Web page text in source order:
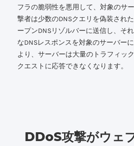
フラの脆弱性を悪用して、対象のサ
撃者は少数のDNSクエリを偽装され
ープンDNSリゾルバーに送信し、そ
なDNSレスポンスを対象のサーバー
より、サーバーは大量のトラフィッ
クエストに応答できなくなります。
DDoS攻撃がウェ